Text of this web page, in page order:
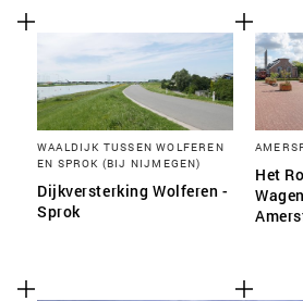
WAALDIJK TUSSEN WOLFEREN
EN SPROK (BIJ NIJMEGEN)
Dijkversterking Wolferen -
Sprok
Het